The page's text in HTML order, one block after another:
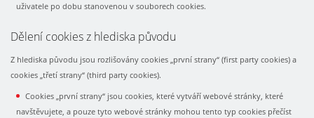
uživatele po dobu stanovenou v souborech cookies.
Dělení cookies z hlediska původu
Z hlediska původu jsou rozlišovány cookies „první strany“ (first party cookies) a
cookies „třetí strany“ (third party cookies).
Cookies „první strany“ jsou cookies, které vytváří webové stránky, které
navštěvujete, a pouze tyto webové stránky mohou tento typ cookies přečíst